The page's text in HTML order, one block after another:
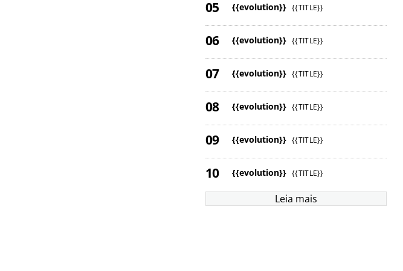
{{evolution}} {{TITLE}}
{{evolution}} {{TITLE}}
{{evolution}} {{TITLE}}
{{evolution}} {{TITLE}}
{{evolution}} {{TITLE}}
{{evolution}} {{TITLE}}
Leia mais